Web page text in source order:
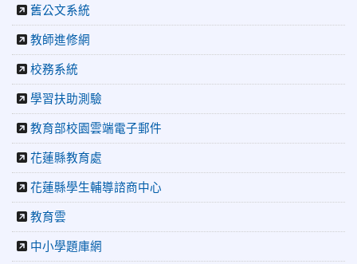
2026-07-22 花蓮新聞網：花蓮市中正國小跆拳道隊捷報連
連 三大賽事勇奪20金12銀6銅 展現深厚培訓實力
2026-07-22 更生新聞網：中正國小跆拳道隊金光閃閃全國少
年盃勇奪3金4銀、市長盃橫掃13金
2026-07-08 教育廣播電台：沉浸式體驗 花蓮中正國小培養學
生國際視野
2026-06-16 花蓮新聞網：【中正國小70週年校慶系列活動
「游藝飛揚」晚會登場】 師生家長齊聚一堂 共譜「時光樂
章．經典再現」
2026-06-16
才藝晚會登場
2026-06-10 教育廣播電台：揮別童年迎向青春 中正國小畢業
師生自製畢業歌曲
2026-06-10 教育廣播電台：尋覓歷史記憶 花蓮中正國小社團
體驗闖關探索歷史
舊公文系統
教師進修網
校務系統
學習扶助測驗
教育部校園雲端電子郵件
花蓮縣教育處
花蓮縣學生輔導諮商中心
教育雲
中小學題庫網